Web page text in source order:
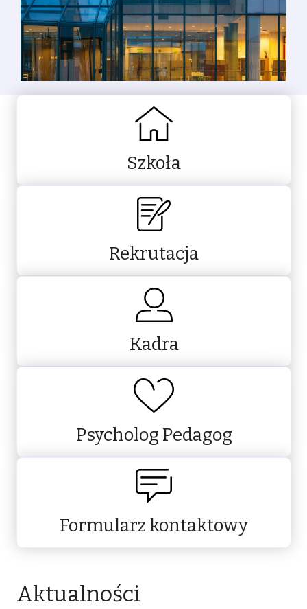
Szkoła
Rekrutacja
Kadra
Psycholog Pedagog
Formularz kontaktowy
Aktualności